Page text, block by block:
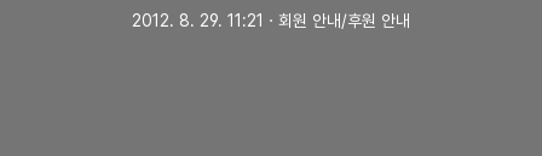
2012. 8. 29. 11:21 ㆍ 회원 안내/후원 안내